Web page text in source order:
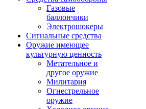
Газовые
баллончики
Электрошокеры
Сигнальные средства
Оружие имеющее
культурную ценность
Метательное и
другое оружие
Милитария
Огнестрельное
оружие